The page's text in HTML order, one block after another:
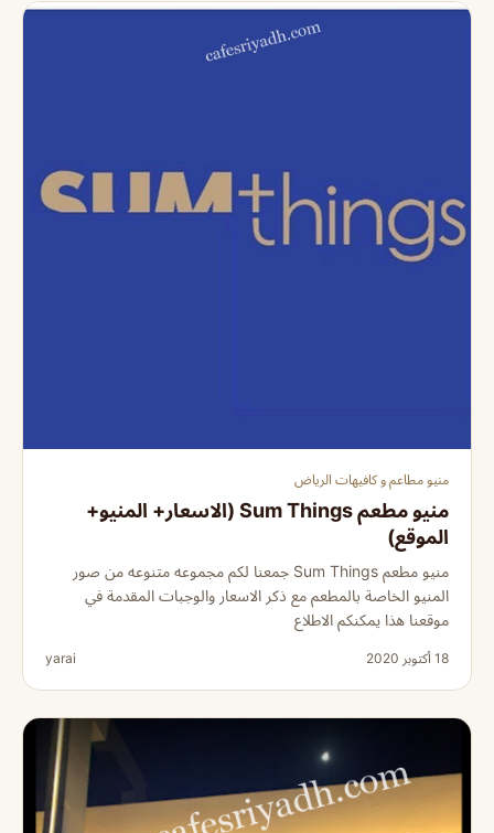
منيو مطاعم و كافيهات الرياض
منيو مطعم Sum Things (الاسعار+ المنيو+
الموقع)
منيو مطعم Sum Things جمعنا لكم مجموعه متنوعه من صور
المنيو الخاصة بالمطعم مع ذكر الاسعار والوجبات المقدمة في
موقعنا هذا يمكنكم الاطلاع
18 أكتوبر 2020 yarai